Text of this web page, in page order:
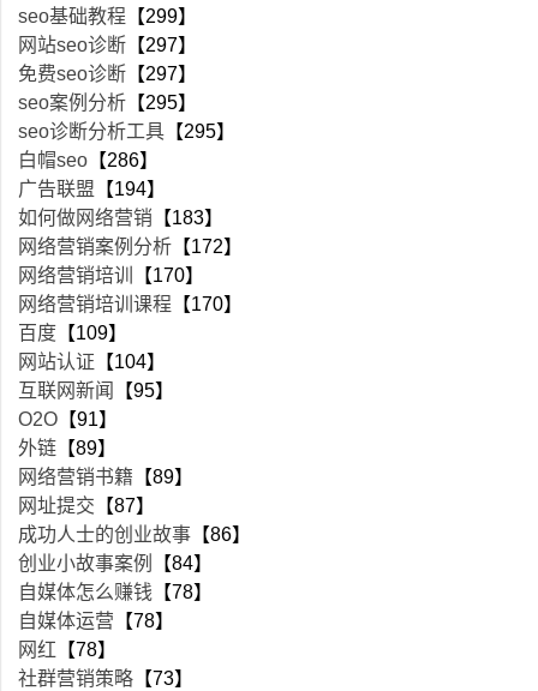
seo基础教程 【299】
网站seo诊断 【297】
免费seo诊断 【297】
seo案例分析 【295】
seo诊断分析工具 【295】
白帽seo 【286】
广告联盟 【194】
如何做网络营销 【183】
网络营销案例分析 【172】
网络营销培训
【170】
网络营销培训课程 【170】
百度 【109】
网站认证 【104】
互联网新闻
【95】
O2O 【91】
外链 【89】
网络营销书籍 【89】
网址提交 【87】
成功人士的创业故事 【86】
创业小故事案例
【84】
自媒体怎么赚钱 【78】
自媒体运营 【78】
网红 【78】
社群营销策略 【73】